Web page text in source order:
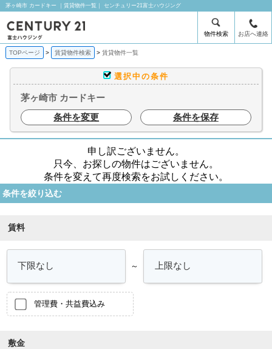
茅ヶ崎市 カードキー ｜賃貸物件一覧｜ センチュリー21富士ハウジング
物件検索 お店へ連絡
TOPページ 賃貸物件検索 賃貸物件一覧
選択中の条件
茅ヶ崎市 カードキー
条件を変更
条件を保存
申し訳ございません。
只今、お探しの物件はございません。
条件を変えて再度検索をお試しください。
条件を絞り込む
賃料
～
管理費・共益費込み
敷金